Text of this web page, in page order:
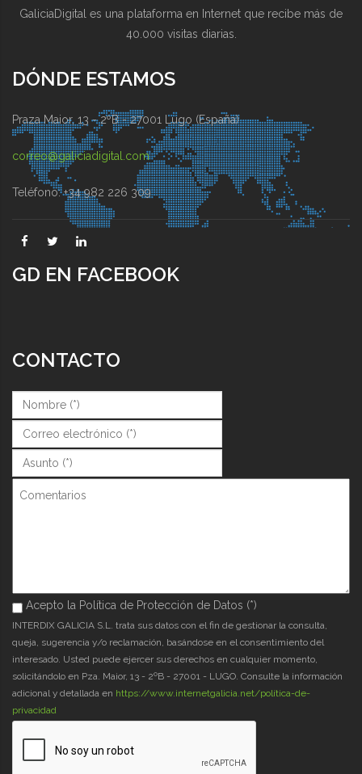
GaliciaDigital es una plataforma en Internet que recibe más de
40.000 visitas diarias.
DÓNDE ESTAMOS
Praza Maior, 13 - 2ºB - 27001 Lugo (España)
correo@galiciadigital.com
Teléfono: +34 982 226 309
GD EN FACEBOOK
CONTACTO
Nombre (*)*
Correo (*)*
Asunto (*)*
Comentarios
Acepto la Política de Protección de Datos (*)
Acepto la Política de Protección de Datos (*)
INTERDIX GALICIA S.L. trata sus datos con el fin de gestionar la consulta,
queja, sugerencia y/o reclamación, basándose en el consentimiento del
interesado. Usted puede ejercer sus derechos en cualquier momento,
solicitándolo en Pza. Maior, 13 - 2ºB - 27001 - LUGO. Consulte la información
adicional y detallada en https://www.internetgalicia.net/política-de-
privacidad